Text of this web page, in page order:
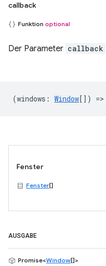
callback
Funktion optional
Der Parameter callback
(windows : Window[]) =>
Fenster
Fenster[]
AUSGABE
Promise<Window[]>